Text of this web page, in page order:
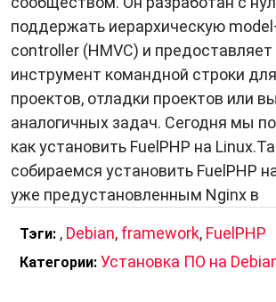
поддержать иерархическую
controller (HMVC) и предоставляет
инструмент командной строки
проектов, отладки проектов или
аналогичных задач. Сегодня мы
как установить FuelPHP на
собираемся установить FuelPHP
уже предустановленным Nginx в
Тэги: , Debian, framework, FuelPHP
Категории: Установка ПО на